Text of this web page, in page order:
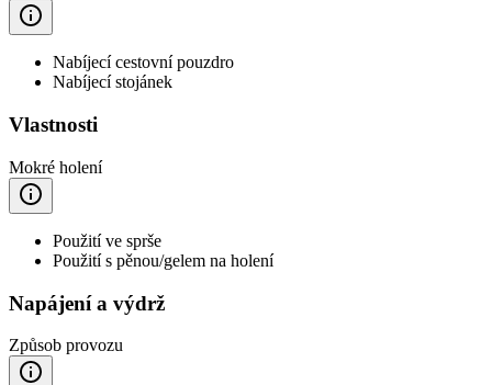
Nabíjecí cestovní pouzdro
Nabíjecí stojánek
Vlastnosti
Mokré holení
Použití ve sprše
Použití s pěnou/gelem na holení
Napájení a výdrž
Způsob provozu